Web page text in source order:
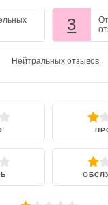
3
Нейтральных отзывов